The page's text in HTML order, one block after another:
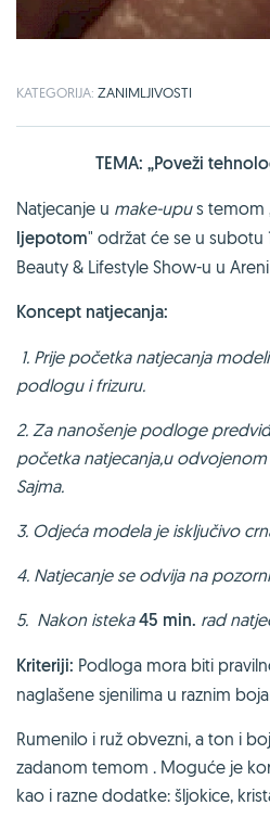
KATEGORIJA: ZANIMLJIVOSTI
TEMA: „Poveži
Natjecanje u make-upus temom
ljepotom" održat će se u subotu
Beauty & Lifestyle Show-u u
Koncept natjecanja:
1. Prije početka natjecanja
podlogu i frizuru.
2. Za nanošenje podloge
početka natjecanja,u
Sajma.
3. Odjeća modela je isključivo
4. Natjecanje se odvija na
5. Nakon isteka45 min. rad
Kriteriji: Podloga mora biti
naglašene sjenilima u raznim
Rumenilo i ruž obvezni, a ton i
zadanom temom . Moguće je
kao i razne dodatke: šljokice,